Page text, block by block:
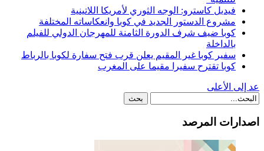
فيديل كاسترو: الوجه الثوري لأمريكا اللاتينية
مشروع الدستور الجديد في كوبا وانعكاساته المختلفة
كوبا ضيف شرف الدورة الثامنة للمهرجان الدولي للفيلم
بالداخلة
سفير كوبا غير المقيم يعلن قرب فتح سفارة لكوبا بالرباط
كوبا تقترح سفيرا مقيما على المغرب
عد إلى الأعلى
اصدارات المرصد